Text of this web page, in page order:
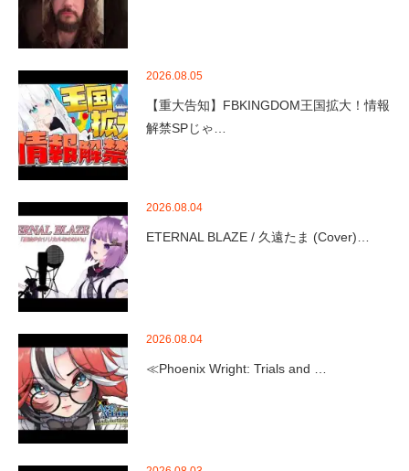
2026.08.05
【重大告知】FBKINGDOM王国拡大！情報
解禁SPじゃ…
2026.08.04
ETERNAL BLAZE / 久遠たま (Cover)…
2026.08.04
≪Phoenix Wright: Trials and …